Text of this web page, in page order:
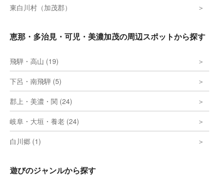
東白川村（加茂郡）
恵那・多治見・可児・美濃加茂の周辺スポットから探す
飛騨・高山 (19)
下呂・南飛騨 (5)
郡上・美濃・関 (24)
岐阜・大垣・養老 (24)
白川郷 (1)
遊びのジャンルから探す